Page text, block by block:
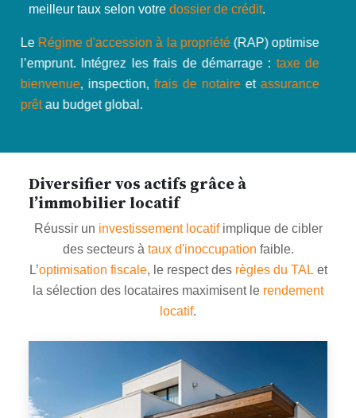
meilleur taux selon votre dossier de crédit.
LeRégime d'accession à la propriété(RAP) optimise
l’emprunt. Intégrez les frais de démarrage :taxe de
bienvenue , inspection,frais de notaireetassurance
prêtau budget global.
Diversifier vos actifs grâce à
l’immobilier locatif
Réussir un investissement locatifimplique de cibler
des secteurs à taux d'inoccupation faible.
L’optimisation fiscale, le respect des règles du TAL et
la sélection des locataires maximisent le rendement
locatif.